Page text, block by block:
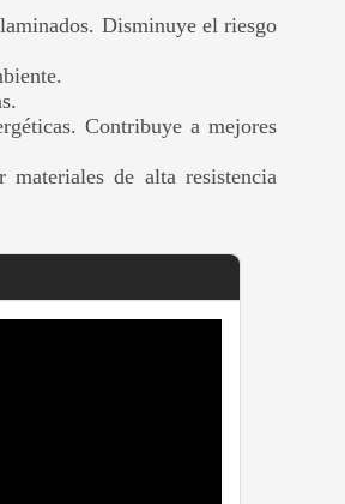
Disminuye el riesgo
Contribuye a mejores
de alta resistencia